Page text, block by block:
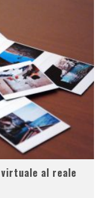
al reale